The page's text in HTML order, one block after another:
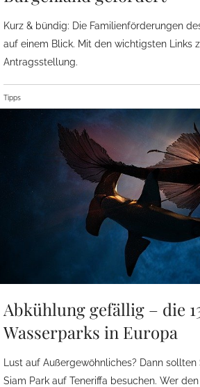
Kurz & bündig: Die Familienförderungen
auf einem Blick. Mit den wichtigsten Links
Antragsstellung.
Tipps
Abkühlung gefällig – die
Wasserparks in Europa
Lust auf Außergewöhnliches? Dann
Siam Park auf Teneriffa besuchen. Wer